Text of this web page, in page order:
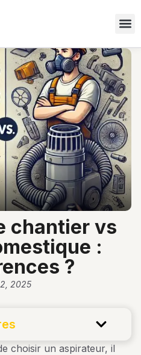
:
?
2025
choisir un aspirateur, il